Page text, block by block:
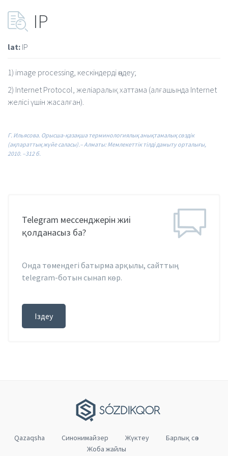
IP
lat: IP
1) image processing, кескіндерді өңдеу;
2) Internet Protocol, желіаралық хаттама (алғашында Internet
желісіүшін жасалған).
Г. Ильясова. Орысша-қазақша терминологиялық анықтамалық сөздік
(ақпараттық жүйе саласы).– Алматы: Мемлекеттік тілді дамыту орталығы,
2010. –312 б.
Telegram мессенджерін жиі
қолданасыз ба?
Онда төмендегі батырма арқылы, сайттың
telegram-ботын сынап көр.
Іздеу
Qazaqsha Cинонимайзер Жүктеу
Барлық сөз
Жоба жайлы